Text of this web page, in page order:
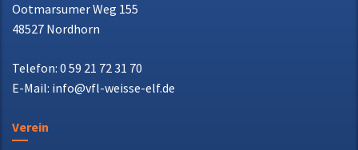
Ootmarsumer Weg 155
48527 Nordhorn
Telefon: 0 59 21 72 31 70
E-Mail: info@vfl-weisse-elf.de
Verein